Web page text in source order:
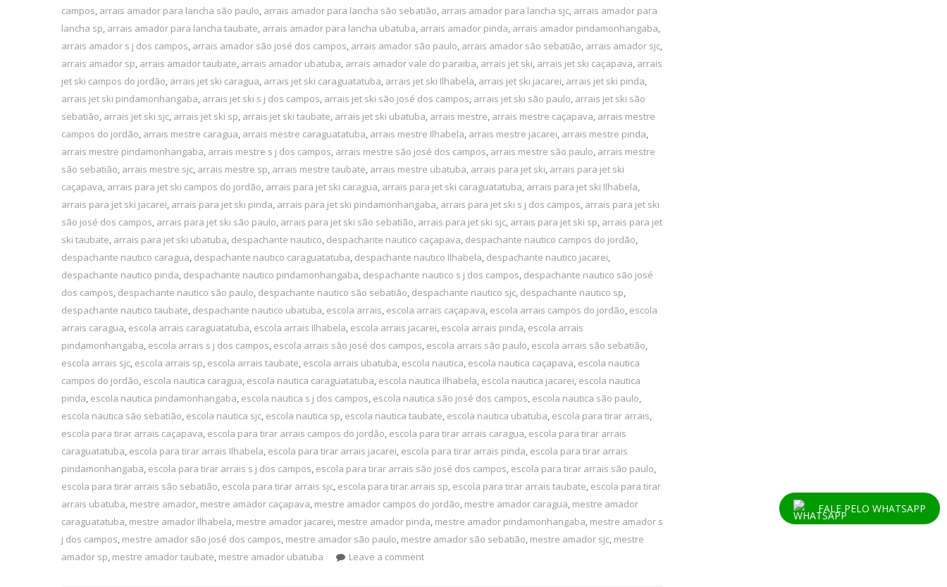
FALE PELO WHATSAPP
campos, arrais amador para lancha são paulo, arrais amador para lancha são sebatião, arrais amador para lancha sjc, arrais amador para
lancha sp, arrais amador para lancha taubate, arrais amador para lancha ubatuba, arrais amador pinda, arrais amador pindamonhangaba,
arrais amador s j dos campos, arrais amador são josé dos campos, arrais amador são paulo, arrais amador são sebatião, arrais amador sjc,
arrais amador sp, arrais amador taubate, arrais amador ubatuba, arrais amador vale do paraiba, arrais jet ski, arrais jet ski caçapava, arrais
jet ski campos do jordão, arrais jet ski caragua, arrais jet ski caraguatatuba, arrais jet ski Ilhabela, arrais jet ski jacarei, arrais jet ski pinda,
arrais jet ski pindamonhangaba, arrais jet ski s j dos campos, arrais jet ski são josé dos campos, arrais jet ski são paulo, arrais jet ski são
sebatião, arrais jet ski sjc, arrais jet ski sp, arrais jet ski taubate, arrais jet ski ubatuba, arrais mestre, arrais mestre caçapava, arrais mestre
campos do jordão, arrais mestre caragua, arrais mestre caraguatatuba, arrais mestre Ilhabela, arrais mestre jacarei, arrais mestre pinda,
arrais mestre pindamonhangaba, arrais mestre s j dos campos, arrais mestre são josé dos campos, arrais mestre são paulo, arrais mestre
são sebatião, arrais mestre sjc, arrais mestre sp, arrais mestre taubate, arrais mestre ubatuba, arrais para jet ski, arrais para jet ski
caçapava, arrais para jet ski campos do jordão, arrais para jet ski caragua, arrais para jet ski caraguatatuba, arrais para jet ski Ilhabela,
arrais para jet ski jacarei, arrais para jet ski pinda, arrais para jet ski pindamonhangaba, arrais para jet ski s j dos campos, arrais para jet ski
são josé dos campos, arrais para jet ski são paulo, arrais para jet ski são sebatião, arrais para jet ski sjc, arrais para jet ski sp, arrais para jet
ski taubate, arrais para jet ski ubatuba, despachante nautico, despachante nautico caçapava, despachante nautico campos do jordão,
despachante nautico caragua, despachante nautico caraguatatuba, despachante nautico Ilhabela, despachante nautico jacarei,
despachante nautico pinda, despachante nautico pindamonhangaba, despachante nautico s j dos campos, despachante nautico são josé
dos campos, despachante nautico são paulo, despachante nautico são sebatião, despachante nautico sjc, despachante nautico sp,
despachante nautico taubate, despachante nautico ubatuba, escola arrais, escola arrais caçapava, escola arrais campos do jordão, escola
arrais caragua, escola arrais caraguatatuba, escola arrais Ilhabela, escola arrais jacarei, escola arrais pinda, escola arrais
pindamonhangaba, escola arrais s j dos campos, escola arrais são josé dos campos, escola arrais são paulo, escola arrais são sebatião,
escola arrais sjc, escola arrais sp, escola arrais taubate, escola arrais ubatuba, escola nautica, escola nautica caçapava, escola nautica
campos do jordão, escola nautica caragua, escola nautica caraguatatuba, escola nautica Ilhabela, escola nautica jacarei, escola nautica
pinda, escola nautica pindamonhangaba, escola nautica s j dos campos, escola nautica são josé dos campos, escola nautica são paulo,
escola nautica são sebatião, escola nautica sjc, escola nautica sp, escola nautica taubate, escola nautica ubatuba, escola para tirar arrais,
escola para tirar arrais caçapava, escola para tirar arrais campos do jordão, escola para tirar arrais caragua, escola para tirar arrais
caraguatatuba, escola para tirar arrais Ilhabela, escola para tirar arrais jacarei, escola para tirar arrais pinda, escola para tirar arrais
pindamonhangaba, escola para tirar arrais s j dos campos, escola para tirar arrais são josé dos campos, escola para tirar arrais são paulo,
escola para tirar arrais são sebatião, escola para tirar arrais sjc, escola para tirar arrais sp, escola para tirar arrais taubate, escola para tirar
arrais ubatuba, mestre amador, mestre amador caçapava, mestre amador campos do jordão, mestre amador caragua, mestre amador
caraguatatuba, mestre amador Ilhabela, mestre amador jacarei, mestre amador pinda, mestre amador pindamonhangaba, mestre amador s
j dos campos, mestre amador são josé dos campos, mestre amador são paulo, mestre amador são sebatião, mestre amador sjc, mestre
amador sp, mestre amador taubate, mestre amador ubatuba Leave a comment